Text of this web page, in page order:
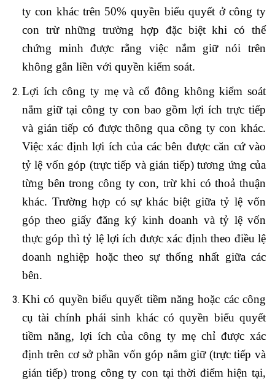
ty con khác trên 50% quyền biểu quyết ở công ty
con trừ những trường hợp đặc biệt khi có thể
chứng minh được rằng việc nắm giữ nói trên
không gắn liền với quyền kiểm soát.
Lợi ích công ty mẹ và cổ đông không kiểm soát
nắm giữ tại công ty con bao gồm lợi ích trực tiếp
và gián tiếp có được thông qua công ty con khác.
Việc xác định lợi ích của các bên được căn cứ vào
tỷ lệ vốn góp (trực tiếp và gián tiếp) tương ứng của
từng bên trong công ty con, trừ khi có thoả thuận
khác. Trường hợp có sự khác biệt giữa tỷ lệ vốn
góp theo giấy đăng ký kinh doanh và tỷ lệ vốn
thực góp thì tỷ lệ lợi ích được xác định theo điều lệ
doanh nghiệp hoặc theo sự thống nhất giữa các
bên.
Khi có quyền biểu quyết tiềm năng hoặc các công
cụ tài chính phái sinh khác có quyền biểu quyết
tiềm năng, lợi ích của công ty mẹ chỉ được xác
định trên cơ sở phần vốn góp nắm giữ (trực tiếp và
gián tiếp) trong công ty con tại thời điểm hiện tại,